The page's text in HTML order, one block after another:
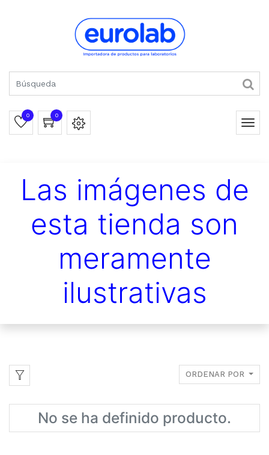
0 0
Las imágenes de
esta tienda son
meramente
ilustrativas
ORDENAR POR
No se ha definido producto.